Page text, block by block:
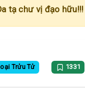
tạ chư vị đạo hữu!!!
Trửu Tử 1331